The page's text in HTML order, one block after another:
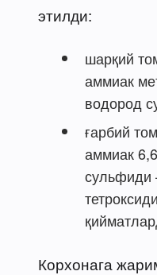
этилди:
шарқий
аммиак
водород
ғарбий
аммиак
сульфиди
Корхонага